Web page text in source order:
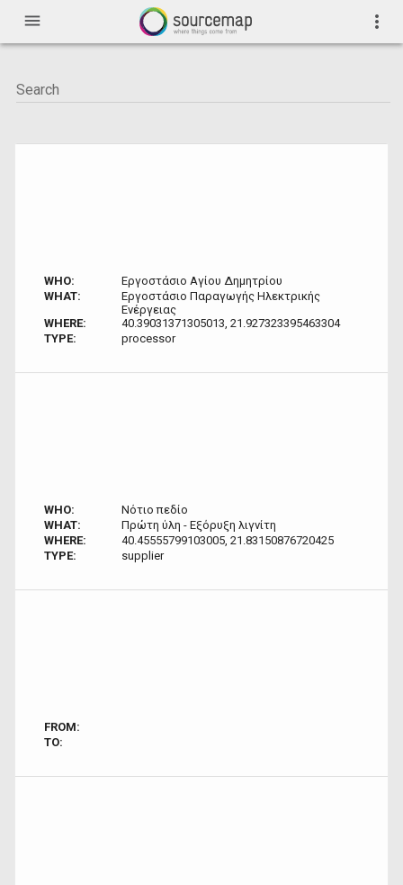
menu more_vert
WHO:
Εργοστάσιο Αγίου Δημητρίου
WHAT:
Εργοστάσιο Παραγωγής Ηλεκτρικής
Ενέργειας
WHERE:
40.39031371305013, 21.927323395463304
TYPE:
processor
WHO:
Νότιο πεδίο
WHAT:
Πρώτη ύλη - Εξόρυξη λιγνίτη
WHERE:
40.45555799103005, 21.83150876720425
TYPE:
supplier
FROM:
TO: